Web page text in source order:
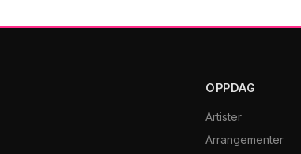
OPPDAG
Artister
Arrangementer